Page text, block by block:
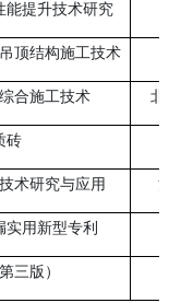
能提升技术研究
顶结构施工技术
合施工技术 北
砖
术研究与应用 河
用新型专利
三版）